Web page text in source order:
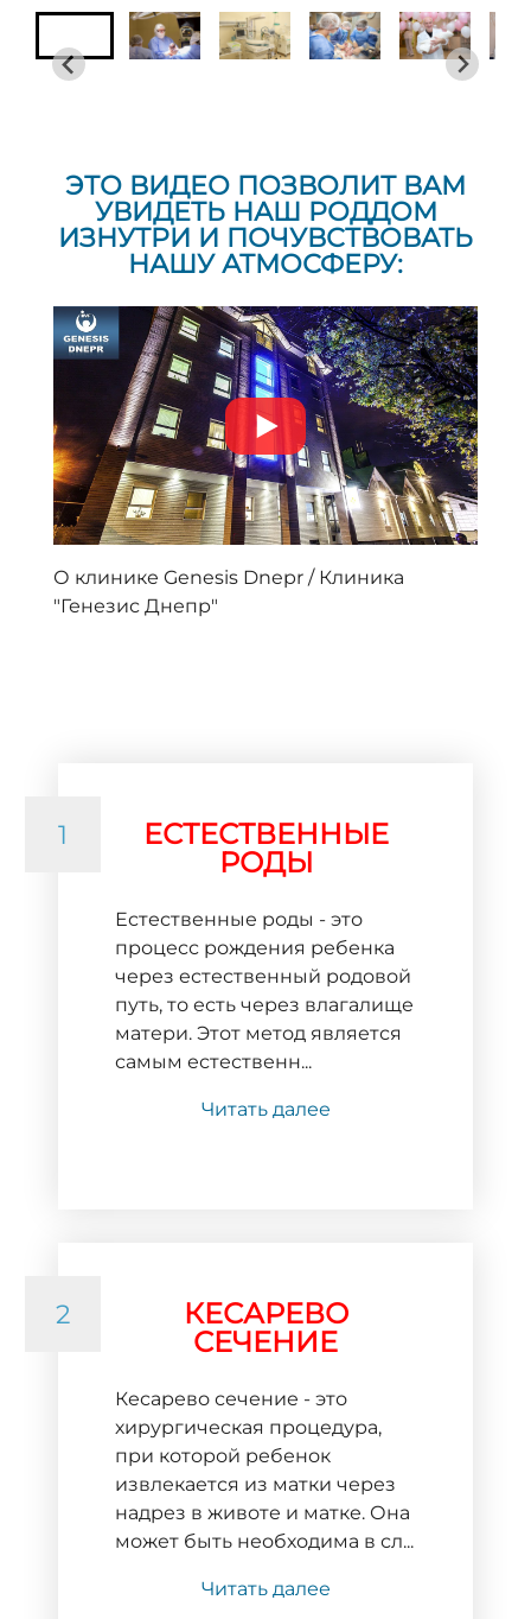
ЭТО ВИДЕО ПОЗВОЛИТ ВАМ
УВИДЕТЬ НАШ РОДДОМ
ИЗНУТРИ И ПОЧУВСТВОВАТЬ
НАШУ АТМОСФЕРУ:
О клинике Genesis Dnepr / Клиника
"Генезис Днепр"
1
ЕСТЕСТВЕННЫЕ
РОДЫ
Естественные роды - это
процесс рождения ребенка
через естественный родовой
путь, то есть через влагалище
матери. Этот метод является
самым естественн...
Читать далее
2
КЕСАРЕВО
СЕЧЕНИЕ
Кесарево сечение - это
хирургическая процедура,
при которой ребенок
извлекается из матки через
надрез в животе и матке. Она
может быть необходима в сл...
Читать далее